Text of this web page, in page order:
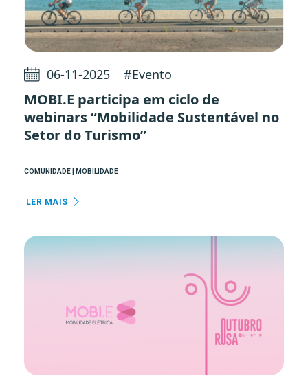
06-11-2025 #Evento
MOBI.E participa em ciclo de
webinars “Mobilidade Sustentável no
Setor do Turismo”
COMUNIDADE | MOBILIDADE
LER MAIS